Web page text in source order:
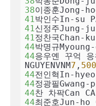
38이종훈Jong-
41박인수In-su
41신정주Jung-ju
41정찬국Chan-
44박명규
44응우옌 꾸억
NGUYENVNM7 , 500
44전인혁In-
44정광필Gwang-
44찬 차팍Can
44최준호Jun-ho